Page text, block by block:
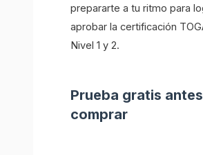
prepararte a tu ritmo para
aprobar la certificación
Nivel 1 y 2.
Prueba gratis
comprar